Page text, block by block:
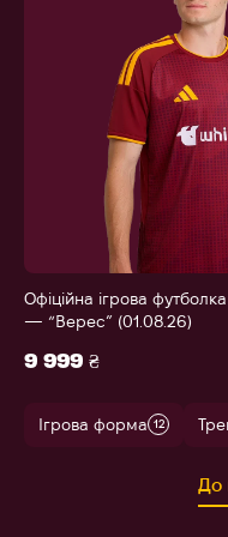
Офіційна ігрова
— “Верес” (01.08.26)
9 999 ₴
Ігрова форма 12
До